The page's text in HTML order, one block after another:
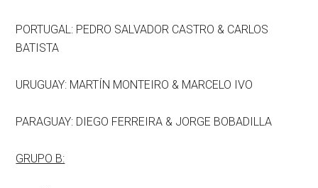
PORTUGAL: PEDRO SALVADOR CASTRO & CARLOS
BATISTA
URUGUAY: MARTÍN MONTEIRO & MARCELO IVO
PARAGUAY: DIEGO FERREIRA & JORGE BOBADILLA
GRUPO B: